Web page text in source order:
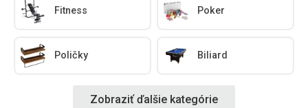
Fitness Poker
Poličky Biliard
Zobraziť ďalšie kategórie